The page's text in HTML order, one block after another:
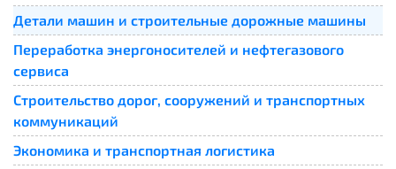
Детали машин и строительные дорожные машины
Переработка энергоносителей и нефтегазового
сервиса
Строительство дорог, сооружений и транспортных
коммуникаций
Экономика и транспортная логистика